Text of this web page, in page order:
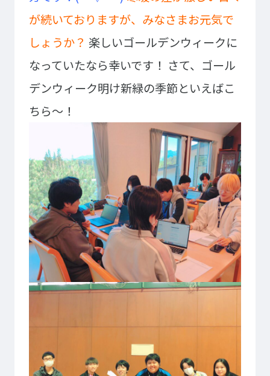
テクノスカレッジの学びの特長
卒後ビジョン
TECHNOSゼミ
学院のご紹介
建学の精神・学院長挨拶
アクセス
動画で見るテクノスカレッ
学科一覧
WEBエントリー・WEB出願 情報公開・シラバス
東京工学院専門学校
コンサート・イベント科
音響芸術科
映像メディア学科
声優・演劇科
アニメ・マンガ科
建築学科
インテリアデザイン科
情報システム科
航空学科
法律情報科
ビジネス情報科
が続いておりますが、みなさまお元気で
しょうか？ 楽しいゴールデンウィークに
なっていたなら幸いです！ さて、ゴール
デンウィーク明け新緑の季節といえばこ
ちら～！